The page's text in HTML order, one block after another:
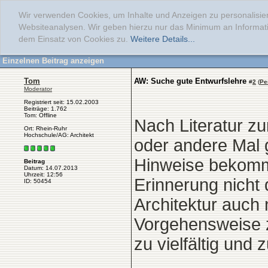
Wir verwenden Cookies, um Inhalte und Anzeigen zu
Websiteanalysen. Wir geben hierzu nur das Minimum an
dem Einsatz von Cookies zu. Weitere Details...
Einzelnen Beitrag anzeigen
Tom
Moderator
Registriert seit: 15.02.2003
Beiträge: 1.762
Tom: Offline
Ort: Rhein-Ruhr
Hochschule/AG: Architekt
Beitrag
Datum: 14.07.2013
Uhrzeit: 12:56
ID: 50454
AW: Suche gute Entwurfslehre #2 (
Nach Literatur
oder andere Mal
Hinweise
Erinnerung nicht
Architektur auch
Vorgehensweise
zu vielfältig und